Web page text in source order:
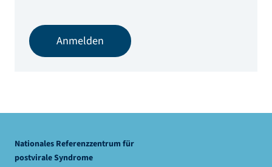
Anmelden
Nationales Referenzzentrum für
postvirale Syndrome